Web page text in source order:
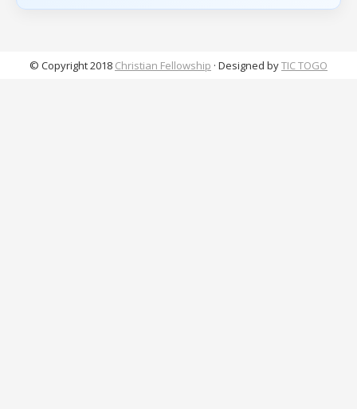
© Copyright 2018 Christian Fellowship · Designed byTIC TOGO